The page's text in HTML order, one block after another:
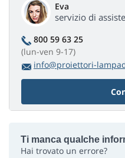
Eva
servizio di
800 59 63 25
(lun-ven 9-17)
info@proiettori-
Ti manca qualche
Hai trovato un errore?